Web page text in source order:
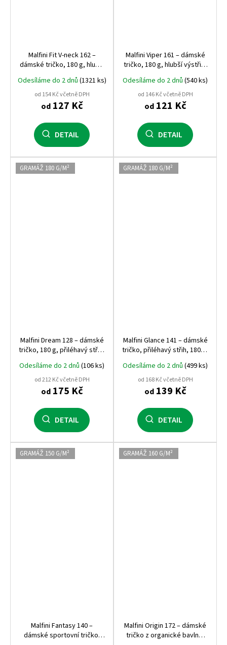
Malfini Fit V‑neck 162 –
dámské tričko, 180 g, hlubší
výstřih do V, silikonová
úprava
Odesíláme do 2 dnů (1321 ks)
od 154 Kč včetně DPH
od127 Kč
DETAIL
Malfini Viper 161 – dámské
tričko, 180 g, hlubší výstřih,
silikonová úprava
Odesíláme do 2 dnů (540 ks)
od 146 Kč včetně DPH
od121 Kč
DETAIL
GRAMÁŽ 180 G/M²
Malfini Dream 128 – dámské
tričko, 180 g, přiléhavý střih,
Odesíláme do 2 dnů (106 ks)
od 212 Kč včetně DPH
od175 Kč
DETAIL
GRAMÁŽ 180 G/M²
Malfini Glance 141 – dámské
tričko, přiléhavý střih, 180 g,
Odesíláme do 2 dnů (499 ks)
od 168 Kč včetně DPH
od139 Kč
DETAIL
GRAMÁŽ 150 G/M²
Malfini Fantasy 140 –
dámské sportovní tričko,
GRAMÁŽ 160 G/M²
Malfini Origin 172 – dámské
tričko z organické bavlny,